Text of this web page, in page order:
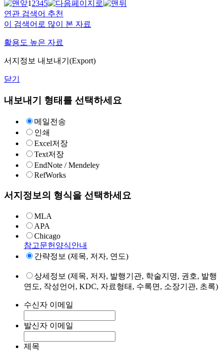
12345
연관 검색어 추천
이 검색어로 많이 본 자료
활용도 높은 자료
서지정보 내보내기(Export)
닫기
내보내기 형태를 선택하세요
메일전송
인쇄
Excel저장
Text저장
EndNote / Mendeley
RefWorks
서지정보의 형식을 선택하세요
MLA
APA
Chicago
참고문헌양식안내
간략정보 (제목, 저자, 연도)
상세정보 (제목, 저자, 발행기관, 학술지명, 권호, 발행
연도, 작성언어, KDC, 자료형태, 수록면, 소장기관, 초록)
수신자 이메일
발신자 이메일
제목